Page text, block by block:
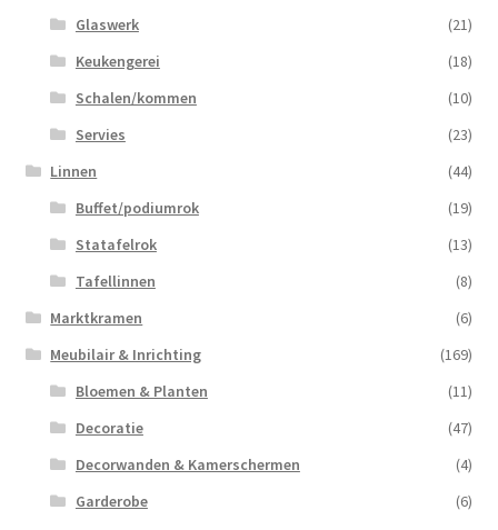
Glaswerk
(21)
Keukengerei
(18)
Schalen/kommen
(10)
Servies
(23)
Linnen
(44)
Buffet/podiumrok
(19)
Statafelrok
(13)
Tafellinnen
(8)
Marktkramen
(6)
Meubilair & Inrichting
(169)
Bloemen & Planten
(11)
Decoratie
(47)
Decorwanden & Kamerschermen
(4)
Garderobe
(6)